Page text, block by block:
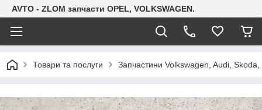
AVTO - ZLOM запчасти OPEL, VOLKSWAGEN.
Товари та послуги Запчастини Volkswagen, Audi, Skoda,